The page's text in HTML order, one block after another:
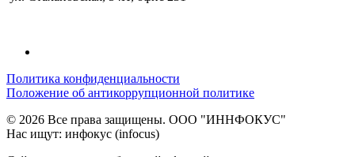
Политика конфиденциальности
Положение об антикоррупционной политике
© 2026 Все права защищены. ООО "ИННФОКУС"
Нас ищут: инфокус (infocus)